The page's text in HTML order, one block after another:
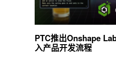
PTC推出Onshape
入产品开发流程